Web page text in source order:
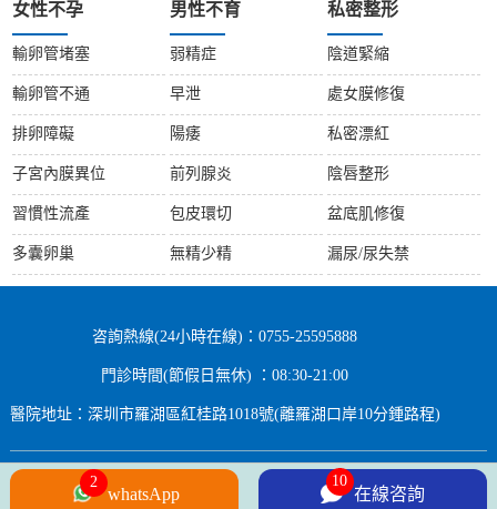
女性不孕
輸卵管堵塞
輸卵管不通
排卵障礙
子宮內膜異位
習慣性流產
多囊卵巢
男性不育
弱精症
早泄
陽痿
前列腺炎
包皮環切
無精少精
私密整形
陰道緊縮
處女膜修復
私密漂紅
陰唇整形
盆底肌修復
漏尿/尿失禁
咨詢熱線(24小時在線)：0755-25595888
門診時間(節假日無休) ：08:30-21:00
醫院地址：深圳市羅湖區紅桂路1018號(離羅湖口岸10分鍾路程)
Copyright © 2024 All rights Reserved.
2
whatsApp
10
在線咨詢